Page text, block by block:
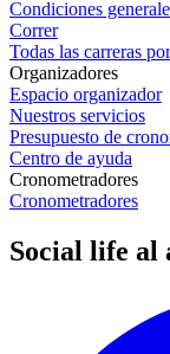
Condiciones
Correr
Todas las carreras
Organizadores
Espacio organizador
Nuestros servicios
Presupuesto de
Centro de ayuda
Cronometradores
Cronometradores
Social life al